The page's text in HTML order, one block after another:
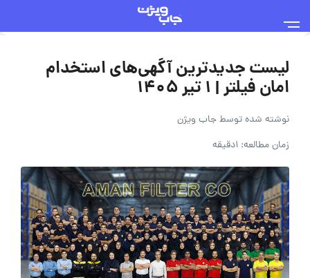
لیست جدیدترین آگهی‌های استخدام
امان فیلتر | ۱ تیر ۱۴۰۵
نوشته شده توسطجاب ویژن
زمان مطالعه: 1دقیقه